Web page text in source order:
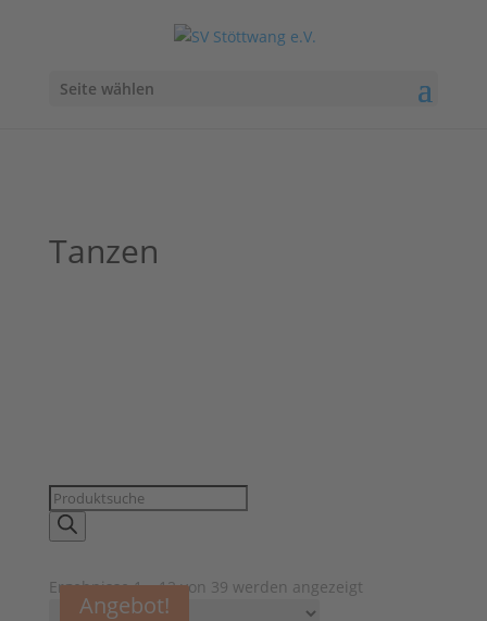
Seite wählen
Tanzen
Products
search
Ergebnisse 1 – 12 von 39 werden angezeigt
Angebot!
Angebot!